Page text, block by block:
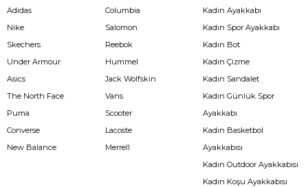
Adidas
Nike
Skechers
Under Armour
Asics
The North Face
Puma
Converse
New Balance
Columbia
Salomon
Reebok
Hummel
Jack Wolfskin
Vans
Scooter
Lacoste
Merrell
Kadın Ayakkabı
Kadın Spor Ayakkabı
Kadın Bot
Kadın Çizme
Kadın Sandalet
Kadın Günlük Spor
Ayakkabı
Kadın Basketbol
Ayakkabısı
Kadın Outdoor Ayakkabısı
Kadın Koşu Ayakkabısı